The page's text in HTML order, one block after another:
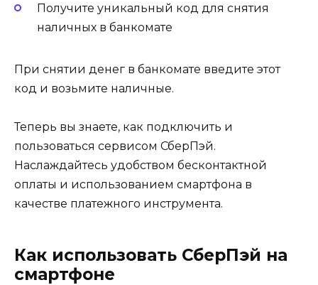
Получите уникальный код для снятия
наличных в банкомате
При снятии денег в банкомате введите этот
код и возьмите наличные.
Теперь вы знаете, как подключить и
пользоваться сервисом СберПэй.
Наслаждайтесь удобством бесконтактной
оплаты и использованием смартфона в
качестве платежного инструмента.
Как использовать СберПэй на
смартфоне